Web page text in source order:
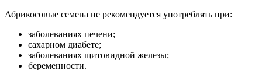
Абрикосовые семена не рекомендуется употреблять при:
заболеваниях печени;
сахарном диабете;
заболеваниях щитовидной железы;
беременности.